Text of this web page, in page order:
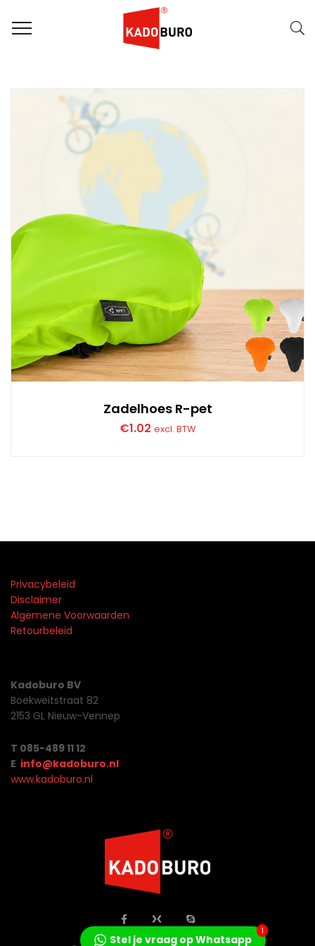
Naam (A-Z) FILTER
Zadelhoes R-pet
€1.02 excl. BTW
Privacybeleid
Disclaimer
Algemene Voorwaarden
Retourbeleid
Kadoburo BV
Boekweitstraat 82
2153 GL Nieuw-Vennep
T 085-489 11 12
E info@kadoburo.nl
www.kadoburo.nl
Stel je vraag op Whatsapp
1